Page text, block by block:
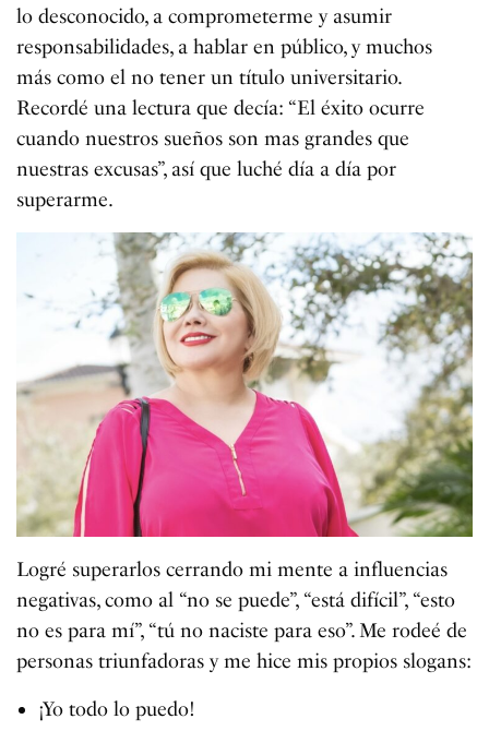
lo desconocido, a comprometerme y asumir
responsabilidades, a hablar en público, y muchos
más como el no tener un título universitario.
Recordé una lectura que decía: “El éxito ocurre
cuando nuestros sueños son mas grandes que
nuestras excusas”, así que luché día a día por
superarme.
Logré superarlos cerrando mi mente a influencias
negativas, como al “no se puede”, “está difícil”, “esto
no es para mí”, “tú no naciste para eso”. Me rodeé de
personas triunfadoras y me hice mis propios slogans:
¡Yo todo lo puedo!